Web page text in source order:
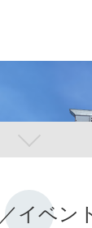
イベン